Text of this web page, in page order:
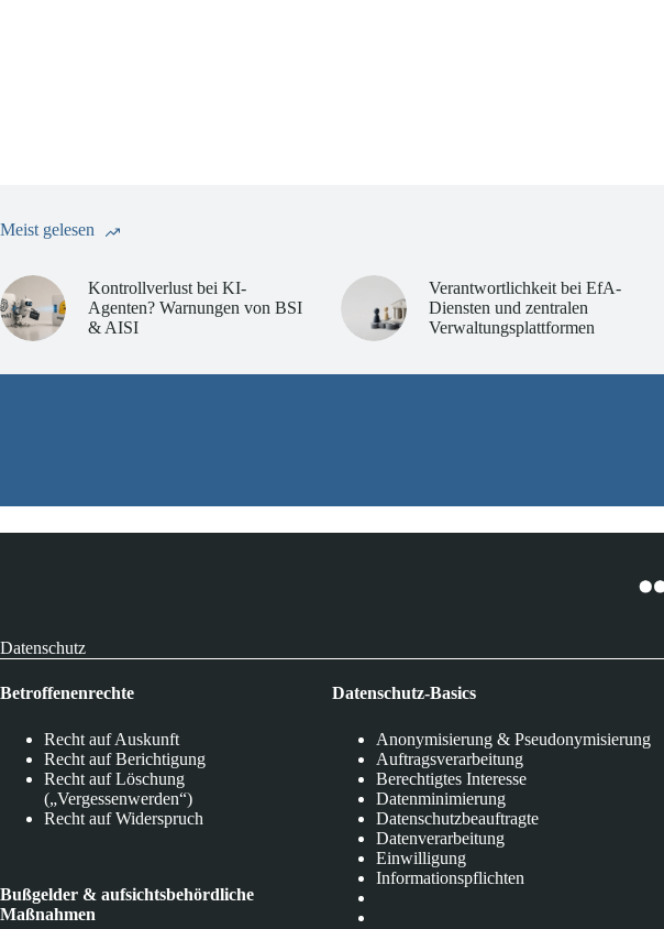
Meist gelesen
Kontrollverlust bei KI-
Agenten? Warnungen von BSI
& AISI
Verantwortlichkeit bei EfA-
Diensten und zentralen
Verwaltungsplattformen
Datenschutz
Betroffenenrechte
Recht auf Auskunft
Recht auf Berichtigung
Recht auf Löschung
(„Vergessenwerden“)
Recht auf Widerspruch
Bußgelder & aufsichtsbehördliche
Maßnahmen
Datenschutz-Basics
Anonymisierung & Pseudonymisierung
Auftragsverarbeitung
Berechtigtes Interesse
Datenminimierung
Datenschutzbeauftragte
Datenverarbeitung
Einwilligung
Informationspflichten